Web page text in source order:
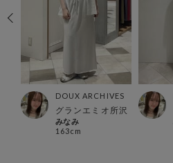
DOUX ARCHIVES
グランエミオ所沢
みなみ
163cm